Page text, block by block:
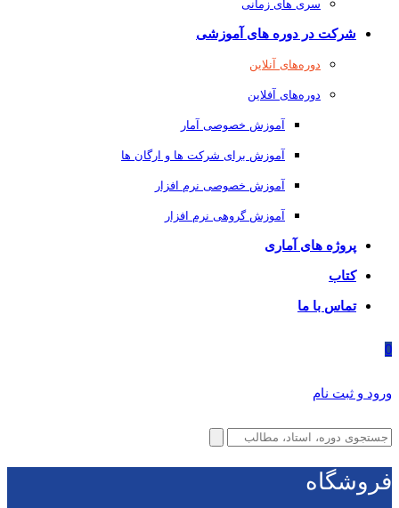
سری های زمانی
شرکت در دوره های آموزشی
دوره‌های آنلاین
دوره‌های آفلاین
آموزش خصوصی آمار
آموزش برای شرکت ها و ارگان ها
آموزش خصوصی نرم افزار
آموزش گروهی نرم افزار
پروژه های آماری
کتاب
تماس با ما
0
ورود و ثبت نام
فروشگاه